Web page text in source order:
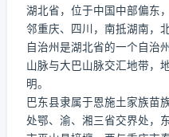
湖北省，位于中国中部偏东
邻重庆、四川，南抵湖南，
自治州是湖北省的一个自治
山脉与大巴山脉交汇地带，
明。
巴东县隶属于恩施土家族苗
处鄂、渝、湘三省交界处，